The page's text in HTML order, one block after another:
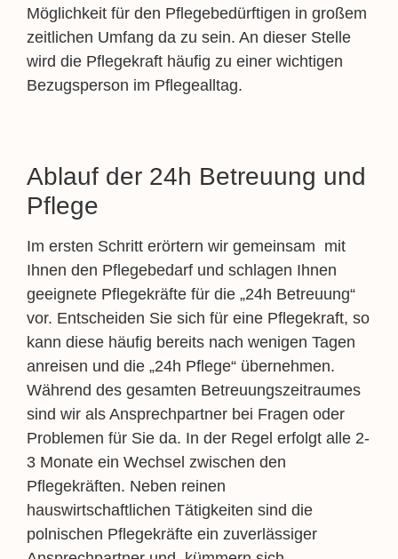
Möglichkeit für den Pflegebedürftigen in großem
zeitlichen Umfang da zu sein. An dieser Stelle
wird die Pflegekraft häufig zu einer wichtigen
Bezugsperson im Pflegealltag.
Ablauf der 24h Betreuung und
Pflege
Im ersten Schritt erörtern wir gemeinsam mit
Ihnen den Pflegebedarf und schlagen Ihnen
geeignete Pflegekräfte für die „24h Betreuung“
vor. Entscheiden Sie sich für eine Pflegekraft, so
kann diese häufig bereits nach wenigen Tagen
anreisen und die „24h Pflege“ übernehmen.
Während des gesamten Betreuungszeitraumes
sind wir als Ansprechpartner bei Fragen oder
Problemen für Sie da. In der Regel erfolgt alle 2-
3 Monate ein Wechsel zwischen den
Pflegekräften. Neben reinen
hauswirtschaftlichen Tätigkeiten sind die
polnischen Pflegekräfte ein zuverlässiger